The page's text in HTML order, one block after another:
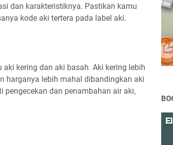
dan karakteristiknya. Pastikan kamu
kode aki tertera pada label aki.
kering dan aki basah. Aki kering lebih
harganya lebih mahal dibandingkan aki
pengecekan dan penambahan air aki,